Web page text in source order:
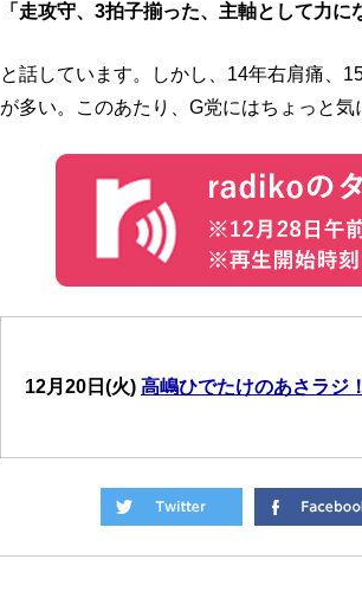
「走攻守、3拍子揃った、主軸として力
と話しています。しかし、14年右肩痛、
が多い。このあたり、G党にはちょっと
12月20日(火) 高嶋ひでたけのあさラジ